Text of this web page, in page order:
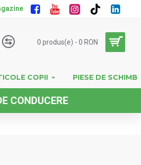
0 produs(e) - 0 RON
COPII PIESE DE SCHIMB